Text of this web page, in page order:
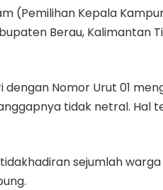
(Pemilihan Kepala
Berau, Kalimantan
dengan Nomor Urut 01
tidak netral. Hal
sejumlah